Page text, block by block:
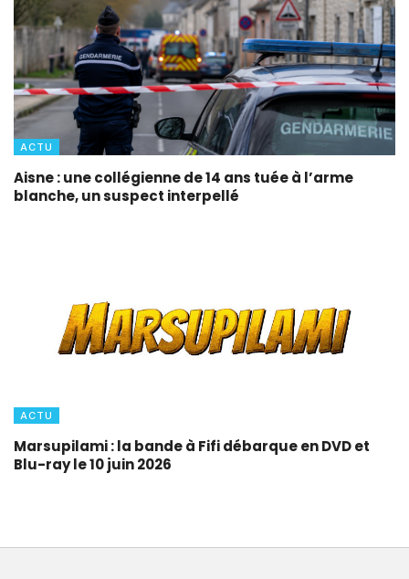
ACTU
Aisne : une collégienne de 14 ans tuée à l’arme
blanche, un suspect interpellé
ACTU
Marsupilami : la bande à Fifi débarque en DVD et
Blu-ray le 10 juin 2026